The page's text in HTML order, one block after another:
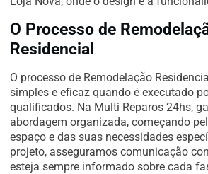
O Processo de
Residencial
O processo de Remodelação
simples e eficaz quando é executado
qualificados. Na Multi Reparos 24hs,
abordagem organizada, começando
espaço e das suas necessidades
projeto, asseguramos comunicação
esteja sempre informado sobre cada